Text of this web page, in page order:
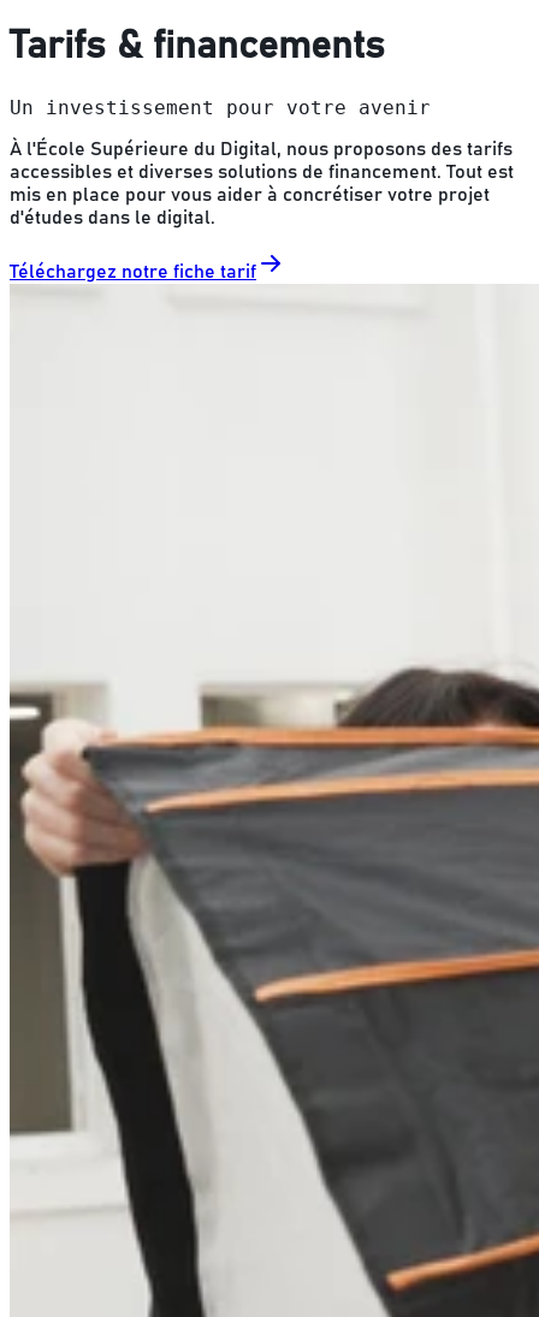
Tarifs & financements
Un investissement pour votre avenir
À l'École Supérieure du Digital, nous proposons des tarifs
accessibles et diverses solutions de financement. Tout est
mis en place pour vous aider à concrétiser votre projet
d'études dans le digital.
Téléchargez notre fiche tarif